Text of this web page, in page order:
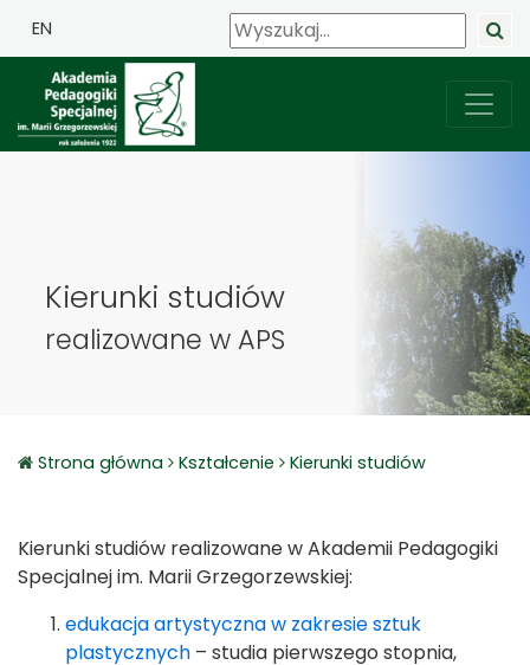
EN
Kierunki studiów
realizowane w APS
Strona główna Kształcenie Kierunki studiów
Kierunki studiów realizowane w Akademii Pedagogiki
Specjalnej im. Marii Grzegorzewskiej:
edukacja artystyczna w zakresie sztuk
plastycznych – studia pierwszego stopnia,